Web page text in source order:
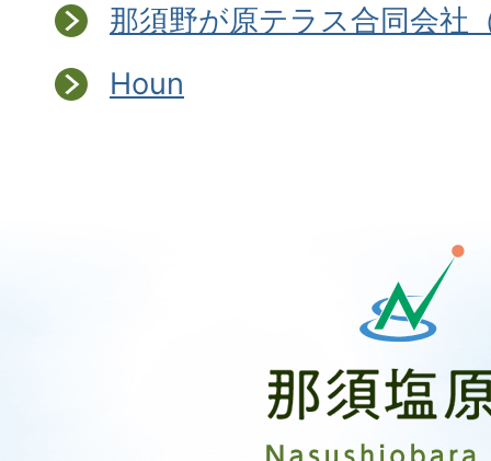
那須野が原テラス合同会社
Houn
原
市